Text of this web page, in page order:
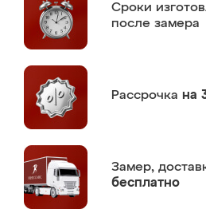
Сроки
после замера
Рассрочка на
Замер,
бесплатно